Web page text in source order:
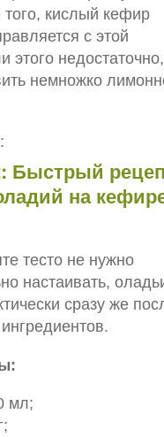
того, кислый кефир
с этой
этого недостаточно,
немножко
Быстрый
на
тесто не нужно
настаивать,
сразу же
мл;